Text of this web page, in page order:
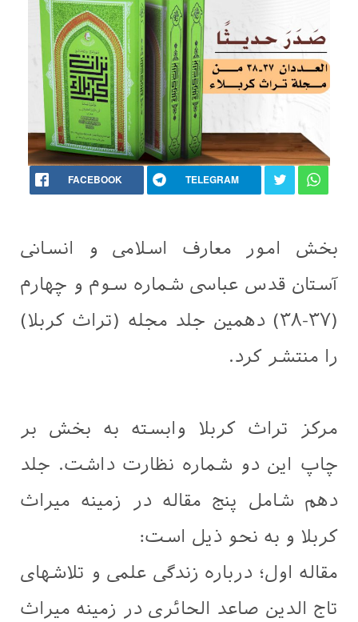
FACEBOOK TELEGRAM
بخش امور معارف اسلامی و انسانی
آستان قدس عباسی شماره سوم و چهارم
(۳۷-۳۸) دهمین جلد مجله (تراث کربلا)
را منتشر کرد.
مرکز تراث کربلا وابسته به بخش بر
چاپ این دو شماره نظارت داشت. جلد
دهم شامل پنج مقاله در زمینه میراث
کربلا و به نحو ذیل است:
مقاله اول؛ درباره زندگی علمی و تلاشهای
تاج الدين صاعد الحائری در زمینه میراث